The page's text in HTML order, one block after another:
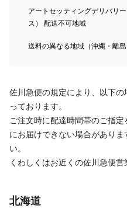
アートセッティングデリバリ
ス） 配送不可地域
送料の異なる地域（沖縄・離島
佐川急便の規定により、以下
っております。
ご注文時に配達時間帯のご指
にお届けできない場合があり
い。
くわしくはお近くの佐川急便営
北海道